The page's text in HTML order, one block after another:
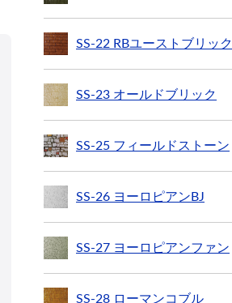
SS-22 RBユーストブリック
SS-23 オールドブリック
SS-25 フィールドストーン
SS-26 ヨーロピアンBJ
SS-27 ヨーロピアンファン
SS-28 ローマンコブル